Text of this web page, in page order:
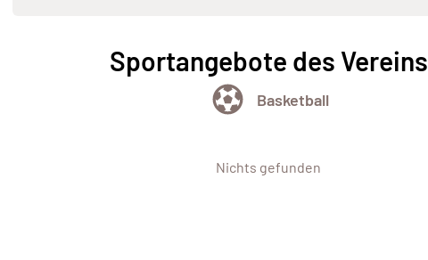
Sportangebote des Vereins
Basketball
Nichts gefunden